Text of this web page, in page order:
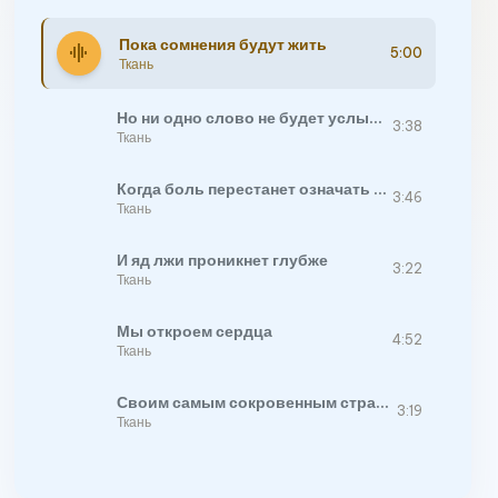
graphic_eq Пока сомнения будут жить
Ткань
5:00
Но ни одно слово не будет услышано
Ткань
3:38
Когда боль перестанет означать спасение
Ткань
3:46
И яд лжи проникнет глубже
Ткань
3:22
Мы откроем сердца
Ткань
4:52
Своим самым сокровенным страхам
Ткань
3:19